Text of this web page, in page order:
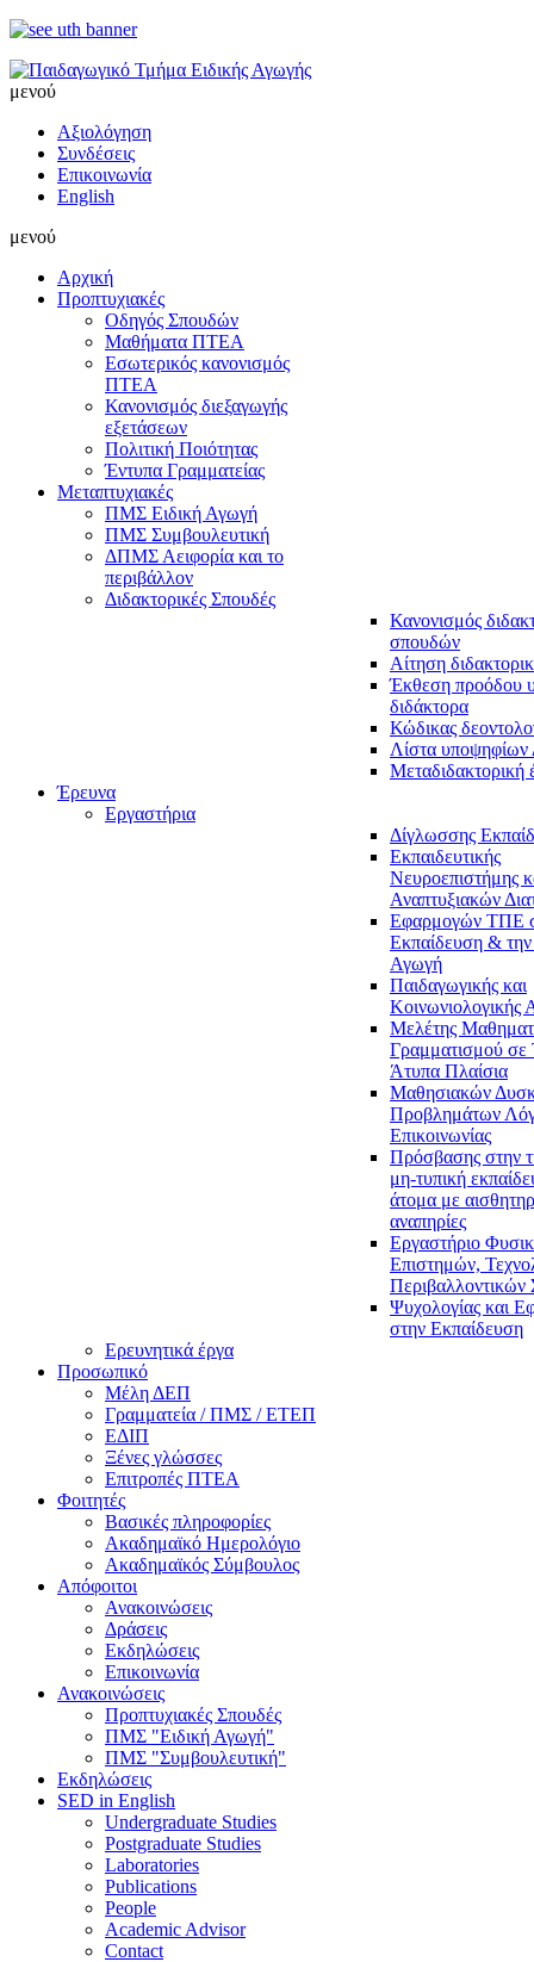
μενού
Αξιολόγηση
Συνδέσεις
Επικοινωνία
English
μενού
Αρχική
Προπτυχιακές
Οδηγός Σπουδών
Μαθήματα ΠΤΕΑ
Εσωτερικός κανονισμός
ΠΤΕΑ
Κανονισμός διεξαγωγής
εξετάσεων
Πολιτική Ποιότητας
Έντυπα Γραμματείας
Μεταπτυχιακές
ΠΜΣ Ειδική Αγωγή
ΠΜΣ Συμβουλευτική
ΔΠΜΣ Αειφορία και το
περιβάλλον
Διδακτορικές Σπουδές
Κανονισμός
σπουδών
Αίτηση
Έκθεση προόδου
διδάκτορα
Κώδικας
Λίστα υποψηφίων
Μεταδιδακτορική
Έρευνα
Εργαστήρια
Δίγλωσσης
Εκπαιδευτικής
Νευροεπιστήμης
Αναπτυξιακών
Εφαρμογών ΤΠΕ
Εκπαίδευση & την
Αγωγή
Παιδαγωγικής και
Κοινωνιολογικής
Μελέτης
Γραμματισμού σε
Άτυπα Πλαίσια
Μαθησιακών
Προβλημάτων
Επικοινωνίας
Πρόσβασης στην
μη-τυπική
άτομα με
αναπηρίες
Εργαστήριο
Επιστημών,
Ψυχολογίας και
στην Εκπαίδευση
Ερευνητικά έργα
Προσωπικό
Μέλη ΔΕΠ
Γραμματεία / ΠΜΣ / ΕΤΕΠ
ΕΔΙΠ
Ξένες γλώσσες
Επιτροπές ΠΤΕΑ
Φοιτητές
Βασικές πληροφορίες
Ακαδημαϊκό Ημερολόγιο
Ακαδημαϊκός Σύμβουλος
Απόφοιτοι
Ανακοινώσεις
Δράσεις
Εκδηλώσεις
Επικοινωνία
Ανακοινώσεις
Προπτυχιακές Σπουδές
ΠΜΣ "Ειδική Αγωγή"
ΠΜΣ "Συμβουλευτική"
Εκδηλώσεις
SED in English
Undergraduate Studies
Postgraduate Studies
Laboratories
Publications
People
Academic Advisor
Contact